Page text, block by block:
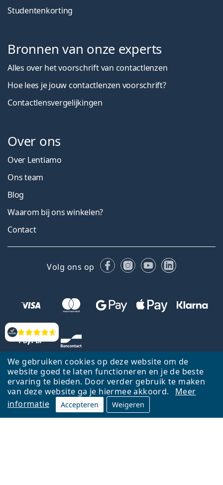
We gebruiken cookies op deze website om de
website goed te laten functioneren en je de beste
ervaring te bieden. Door verder gebruik te maken
van deze website ga je hiermee akkoord.
Meer
informatie
Accepteren Weigeren
Beoordelingen
Studentenkorting
Bronnen van onze experts
Alles over het voorschrift van contactlenzen
Hoe lees je jouw contactlenzen voorschrift?
Contactlensvergelijkingen
Over ons
Over Lentiamo
Ons team
Blog
Waarom bij ons winkelen?
Contact
Volg ons op FacebookInstagram
YouTubeLinkedIn
Terug naar de homepagina Ga omhoog